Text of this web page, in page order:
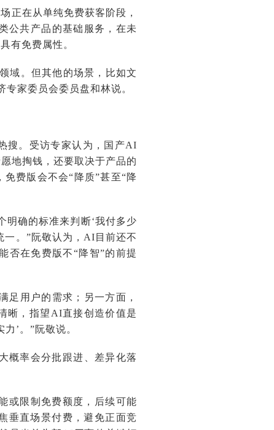
正在从单纯免费获客阶段，
公共产品的基础服务，在未
有免费属性。
域。但其他的场景，比如文
家委员会委员盘和林说。
搜。受访专家认为，国产AI
地掏钱，还要取决于产品的
费版会不会“降质”甚至“降
明确的标准来判断‘我付多少
一。”阮敬认为，AI目前还不
否在免费版不“降智”的前提
足用户的需求；另一方面，
晰，指望AI直接创造价值是
’。”阮敬说。
概率会分批跟进、差异化落
或限制免费额度，后续可能
垂直场景付费，避免正面竞